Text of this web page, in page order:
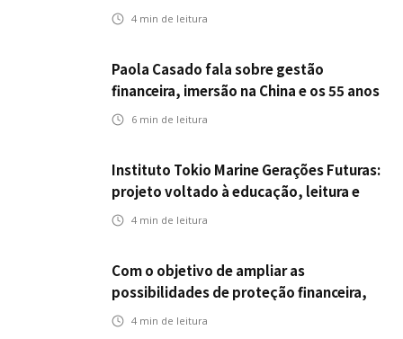
errado
4 min de leitura
Paola Casado fala sobre gestão
financeira, imersão na China e os 55 anos
da ENS
6 min de leitura
Instituto Tokio Marine Gerações Futuras:
projeto voltado à educação, leitura e
empregabilidade
4 min de leitura
Com o objetivo de ampliar as
possibilidades de proteção financeira,
Icatu Seguros eleva capital segurado
4 min de leitura